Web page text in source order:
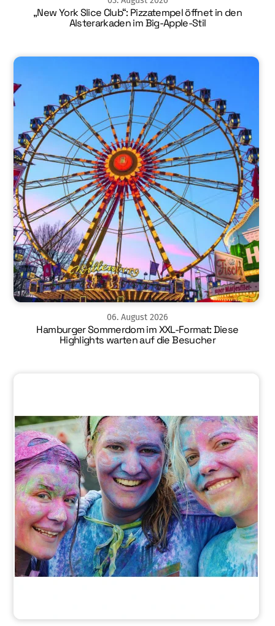
„New York Slice Club“: Pizzatempel öffnet in den
Alsterarkaden im Big-Apple-Stil
06. August 2026
Hamburger Sommerdom im XXL-Format: Diese
Highlights warten auf die Besucher